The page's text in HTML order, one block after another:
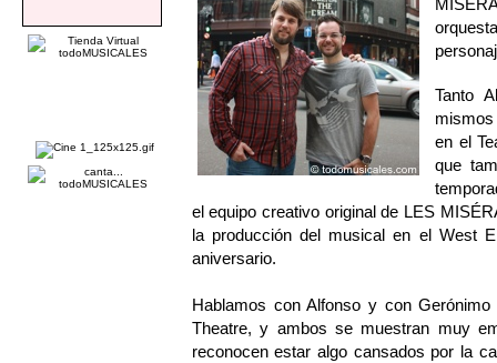
Tanto
mismos
en el
que
el equipo creativo original de LES
la producción del musical en el West
aniversario.
Hablamos con Alfonso y con
Theatre, y ambos se muestran muy
reconocen estar algo cansados por la